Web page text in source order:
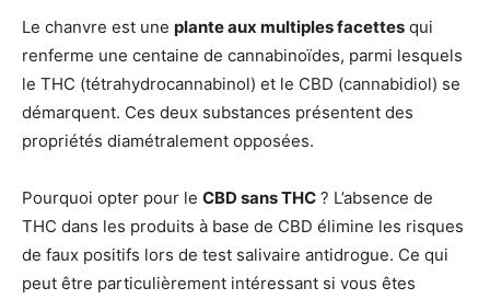
Le chanvre est une plante aux multiples facettes qui
renferme une centaine de cannabinoïdes, parmi lesquels
le THC (tétrahydrocannabinol) et le CBD (cannabidiol) se
démarquent. Ces deux substances présentent des
propriétés diamétralement opposées.
Pourquoi opter pour le CBD sans THC ? L’absence de
THC dans les produits à base de CBD élimine les risques
de faux positifs lors de test salivaire antidrogue. Ce qui
peut être particulièrement intéressant si vous êtes